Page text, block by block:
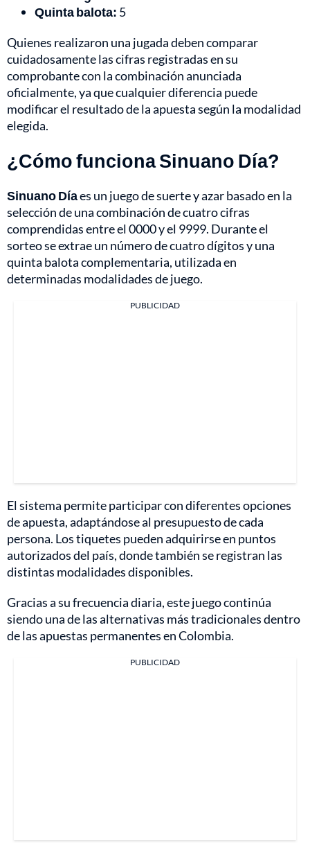
Quinta balota: 5
Quienes realizaron una jugada deben comparar
cuidadosamente las cifras registradas en su
comprobante con la combinación anunciada
oficialmente, ya que cualquier diferencia puede
modificar el resultado de la apuesta según la modalidad
elegida.
¿Cómo funciona Sinuano Día?
Sinuano Díaes un juego de suerte y azar basado en la
selección de una combinación de cuatro cifras
comprendidas entre el 0000 y el 9999. Durante el
sorteo se extrae un número de cuatro dígitos y una
quinta balota complementaria, utilizada en
determinadas modalidades de juego.
PUBLICIDAD
El sistema permite participar con diferentes opciones
de apuesta, adaptándose al presupuesto de cada
persona. Los tiquetes pueden adquirirse en puntos
autorizados del país, donde también se registran las
distintas modalidades disponibles.
Gracias a su frecuencia diaria, este juego continúa
siendo una de las alternativas más tradicionales dentro
de las apuestas permanentes en Colombia.
PUBLICIDAD